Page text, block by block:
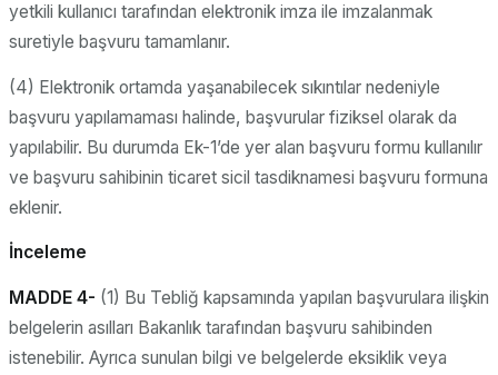
yetkili kullanıcı tarafından elektronik imza ile imzalanmak
suretiyle başvuru tamamlanır.
(4) Elektronik ortamda yaşanabilecek sıkıntılar nedeniyle
başvuru yapılamaması halinde, başvurular fiziksel olarak da
yapılabilir. Bu durumda Ek-1’de yer alan başvuru formu kullanılır
ve başvuru sahibinin ticaret sicil tasdiknamesi başvuru formuna
eklenir.
İnceleme
MADDE 4- (1) Bu Tebliğ kapsamında yapılan başvurulara ilişkin
belgelerin asılları Bakanlık tarafından başvuru sahibinden
istenebilir. Ayrıca sunulan bilgi ve belgelerde eksiklik veya